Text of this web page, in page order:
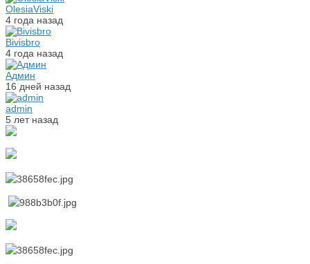
OlesiaViski
4 года назад
Bivisbro
4 года назад
Админ
16 дней назад
admin
5 лет назад